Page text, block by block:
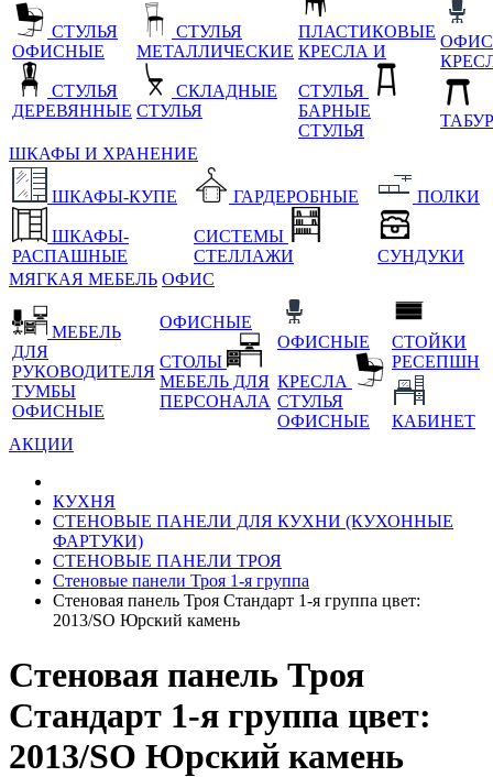
СТУЛЬЯ
ОФИСНЫЕ
СТУЛЬЯ
ДЕРЕВЯННЫЕ
СТУЛЬЯ
МЕТАЛЛИЧЕСКИЕ
СКЛАДНЫЕ
СТУЛЬЯ
ПЛАСТИКОВЫЕ
КРЕСЛА И
СТУЛЬЯ
БАРНЫЕ
СТУЛЬЯ
ШКАФЫ И ХРАНЕНИЕ
ШКАФЫ-КУПЕ
ШКАФЫ-
РАСПАШНЫЕ
ГАРДЕРОБНЫЕ
СИСТЕМЫ
СТЕЛЛАЖИ
ПОЛКИ
СУНДУКИ
МЯГКАЯ МЕБЕЛЬ ОФИС
МЕБЕЛЬ
ДЛЯ
РУКОВОДИТЕЛЯ
ТУМБЫ
ОФИСНЫЕ
ОФИСНЫЕ
СТОЛЫ
МЕБЕЛЬ ДЛЯ
ПЕРСОНАЛА
ОФИСНЫЕ
КРЕСЛА
СТУЛЬЯ
ОФИСНЫЕ
СТОЙКИ
РЕСЕПШН
КАБИНЕТ
АКЦИИ
КУХНЯ
СТЕНОВЫЕ ПАНЕЛИ ДЛЯ КУХНИ (КУХОННЫЕ
ФАРТУКИ)
СТЕНОВЫЕ ПАНЕЛИ ТРОЯ
Стеновые панели Троя 1-я группа
Стеновая панель Троя Стандарт 1-я группа цвет:
2013/SO Юрский камень
Стеновая панель Троя
Стандарт 1-я группа цвет:
2013/SO Юрский камень